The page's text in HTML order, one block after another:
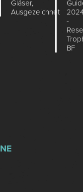
Gläser,
Ausgezeichnet
-
BF